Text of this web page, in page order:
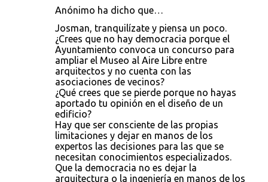
Anónimo ha dicho que…
Josman, tranquilízate y piensa un poco.
¿Crees que no hay democracia porque el
Ayuntamiento convoca un concurso para
ampliar el Museo al Aire Libre entre
arquitectos y no cuenta con las
asociaciones de vecinos?
¿Qué crees que se pierde porque no hayas
aportado tu opinión en el diseño de un
edificio?
Hay que ser consciente de las propias
limitaciones y dejar en manos de los
expertos las decisiones para las que se
necesitan conocimientos especializados.
Que la democracia no es dejar la
arquitectura o la ingeniería en manos de los